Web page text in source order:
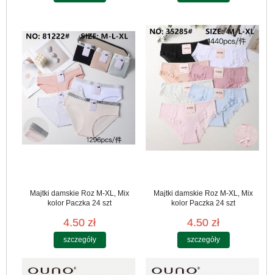
Majtki damskie Roz M-XL, Mix
kolor Paczka 24 szt
4.50 zł
szczegóły
Majtki damskie Roz M-XL, Mix
kolor Paczka 24 szt
4.50 zł
szczegóły